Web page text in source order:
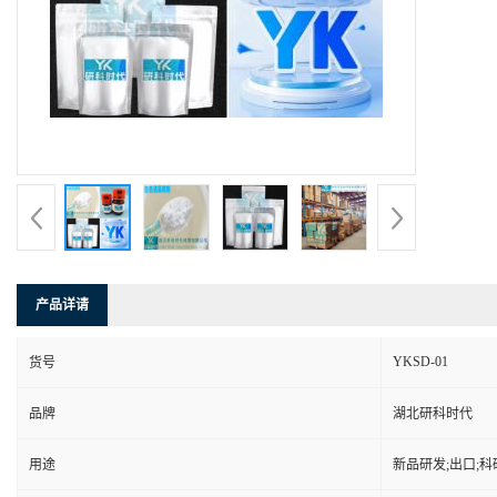
产品详请
货号 YKSD-01
品牌 湖北研科时代
用途 新品研发;出口;科